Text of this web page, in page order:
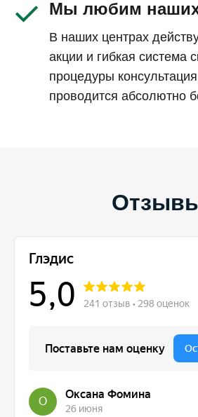
Мы любим наших
В наших центрах
акции и гибкая система
процедуры
проводится абсолютно